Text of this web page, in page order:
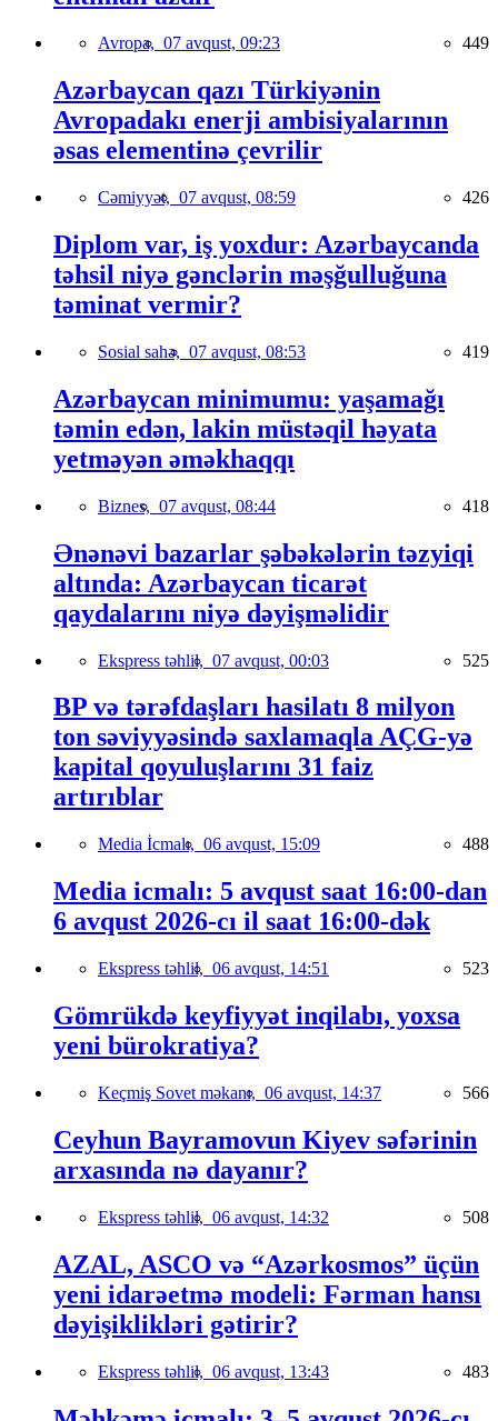
Avropa, 07 avqust, 09:23 449
Azərbaycan qazı Türkiyənin
Avropadakı enerji ambisiyalarının
əsas elementinə çevrilir
Cəmiyyət, 07 avqust, 08:59 426
Diplom var, iş yoxdur: Azərbaycanda
təhsil niyə gənclərin məşğulluğuna
təminat vermir?
Sosial sahə, 07 avqust, 08:53 419
Azərbaycan minimumu: yaşamağı
təmin edən, lakin müstəqil həyata
yetməyən əməkhaqqı
Biznes, 07 avqust, 08:44 418
Ənənəvi bazarlar şəbəkələrin təzyiqi
altında: Azərbaycan ticarət
qaydalarını niyə dəyişməlidir
Ekspress təhlil, 07 avqust, 00:03 525
BP və tərəfdaşları hasilatı 8 milyon
ton səviyyəsində saxlamaqla AÇG-yə
kapital qoyuluşlarını 31 faiz
artırıblar
Media İcmalı, 06 avqust, 15:09 488
Media icmalı: 5 avqust saat 16:00-dan
6 avqust 2026-cı il saat 16:00-dək
Ekspress təhlil, 06 avqust, 14:51 523
Gömrükdə keyfiyyət inqilabı, yoxsa
yeni bürokratiya?
Keçmiş Sovet məkanı, 06 avqust, 14:37 566
Ceyhun Bayramovun Kiyev səfərinin
arxasında nə dayanır?
Ekspress təhlil, 06 avqust, 14:32 508
AZAL, ASCO və “Azərkosmos” üçün
yeni idarəetmə modeli: Fərman hansı
dəyişiklikləri gətirir?
Ekspress təhlil, 06 avqust, 13:43 483